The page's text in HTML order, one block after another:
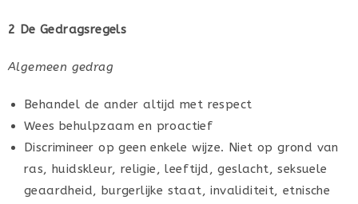
2 De Gedragsregels
Algemeen gedrag
Behandel de ander altijd met respect
Wees behulpzaam en proactief
Discrimineer op geen enkele wijze. Niet op grond van
ras, huidskleur, religie, leeftijd, geslacht, seksuele
geaardheid, burgerlijke staat, invaliditeit, etnische